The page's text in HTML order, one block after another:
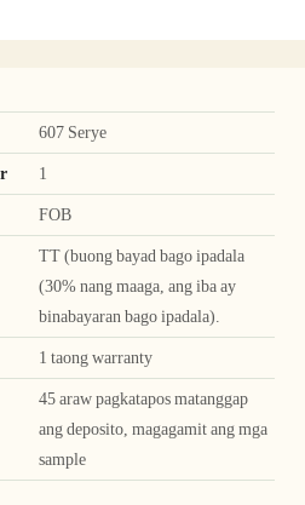
607 Serye
1
FOB
TT (buong bayad bago ipadala
(30% nang maaga, ang iba ay
binabayaran bago ipadala).
1 taong warranty
45 araw pagkatapos matanggap
ang deposito, magagamit ang mga
sample